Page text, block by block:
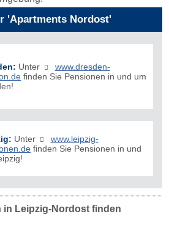
'Apartments Nordost'
Unter
www.dresden-
finden Sie Pensionen in und um
Unter
www.leipzig-
finden Sie Pensionen in und
in Leipzig-Nordost finden